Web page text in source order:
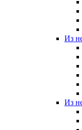
Из
Из